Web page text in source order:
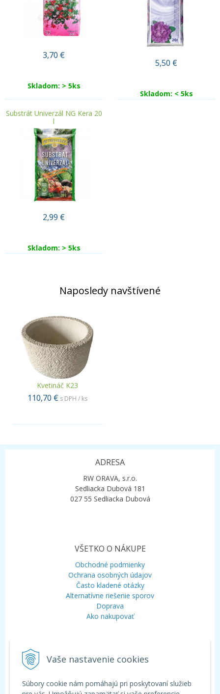
Vaše nastavenie cookies
Súbory cookie nám pomáhajú pri poskytovaní služieb
3,70 €
Skladom: > 5ks
5,50 €
Skladom: < 5ks
Substrát Univerzál NG Kera 20
l
2,99 €
Skladom: > 5ks
Naposledy navštívené
Kvetináč K23
110,70 € s DPH / ks
ADRESA
RW ORAVA, s.r.o.
Sedliacka Dubová 181
027 55 Sedliacka Dubová
VŠETKO O NÁKUPE
Obchodné podmienky
Ochrana osobných údajov
Často kladené otázky
Alternatívne riešenie sporov
Doprava
Ako nakupovať
Mobil:+421 948 120 323
Chat:WhatsApp
Chat:Viber